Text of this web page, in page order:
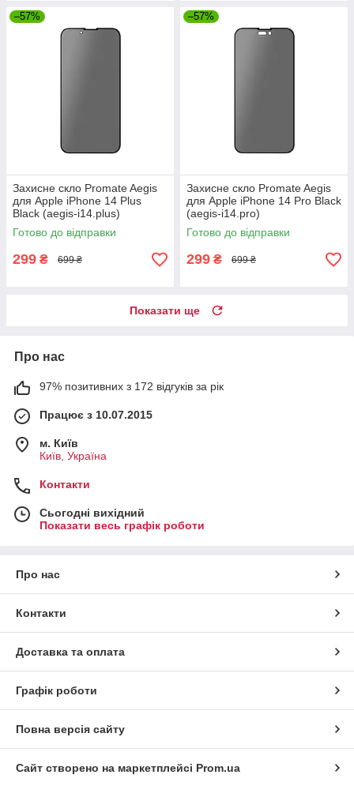
–57%
Захисне скло Promate Aegis
для Apple iPhone 14 Plus
Black (aegis-i14.plus)
Готово до відправки
299 ₴ 699 ₴
–57%
Захисне скло Promate Aegis
для Apple iPhone 14 Pro Black
(aegis-i14.pro)
Готово до відправки
299 ₴ 699 ₴
Показати ще
Про нас
97% позитивних з 172 відгуків за рік
Працює з 10.07.2015
м. Київ
Київ, Україна
Контакти
Сьогодні вихідний
Показати весь графік роботи
Про нас
Контакти
Доставка та оплата
Графік роботи
Повна версія сайту
Сайт створено на маркетплейсі Prom.ua